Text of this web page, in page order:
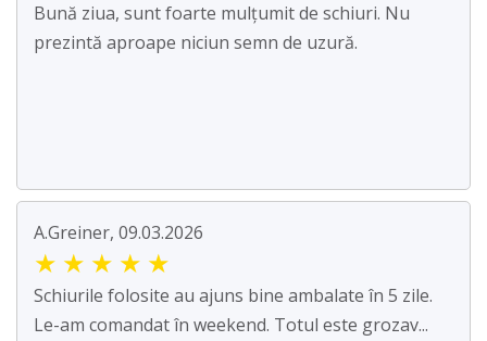
Bună ziua, sunt foarte mulțumit de schiuri. Nu
prezintă aproape niciun semn de uzură.
A.Greiner, 09.03.2026
★ ★ ★ ★ ★
Schiurile folosite au ajuns bine ambalate în 5 zile.
Le-am comandat în weekend. Totul este grozav...